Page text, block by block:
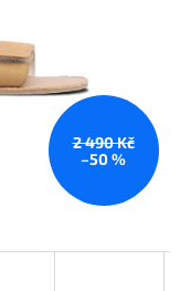
2 490 Kč
–50 %